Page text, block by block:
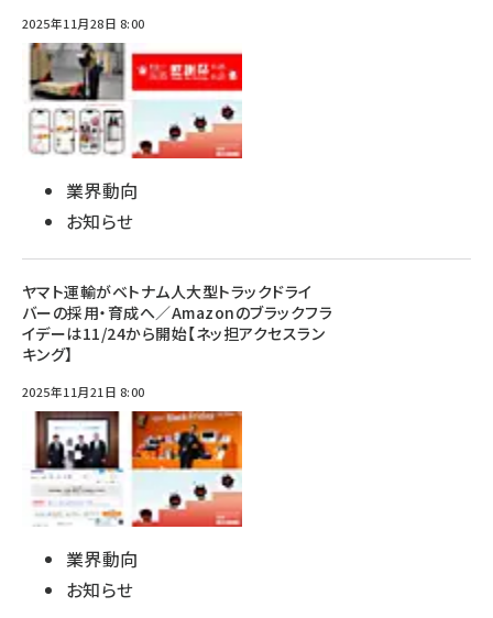
2025年11月28日 8:00
業界動向
お知らせ
ヤマト運輸がベトナム人大型トラックドライ
バーの採用・育成へ／Amazonのブラックフラ
イデーは11/24から開始【ネッ担アクセスラン
キング】
2025年11月21日 8:00
業界動向
お知らせ